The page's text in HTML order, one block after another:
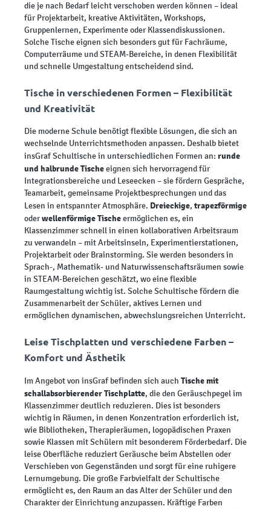
die je nach Bedarf leicht verschoben werden können – ideal
für Projektarbeit, kreative Aktivitäten, Workshops,
Gruppenlernen, Experimente oder Klassendiskussionen.
Solche Tische eignen sich besonders gut für Fachräume,
Computerräume und STEAM-Bereiche, in denen Flexibilität
und schnelle Umgestaltung entscheidend sind.
Tische in verschiedenen Formen – Flexibilität
und Kreativität
Die moderne Schule benötigt flexible Lösungen, die sich an
wechselnde Unterrichtsmethoden anpassen. Deshalb bietet
insGraf Schultische in unterschiedlichen Formen an: runde
und halbrunde Tischeeignen sich hervorragend für
Integrationsbereiche und Leseecken – sie fördern Gespräche,
Teamarbeit, gemeinsame Projektbesprechungen und das
Lesen in entspannter Atmosphäre. Dreieckige, trapezförmige
oderwellenförmige Tischeermöglichen es, ein
Klassenzimmer schnell in einen kollaborativen Arbeitsraum
zu verwandeln – mit Arbeitsinseln, Experimentierstationen,
Projektarbeit oder Brainstorming. Sie werden besonders in
Sprach-, Mathematik- und Naturwissenschaftsräumen sowie
in STEAM-Bereichen geschätzt, wo eine flexible
Raumgestaltung wichtig ist. Solche Schultische fördern die
Zusammenarbeit der Schüler, aktives Lernen und
ermöglichen dynamischen, abwechslungsreichen Unterricht.
Leise Tischplatten und verschiedene Farben –
Komfort und Ästhetik
Im Angebot von insGraf befinden sich auch Tische mit
schallabsorbierender Tischplatte, die den Geräuschpegel im
Klassenzimmer deutlich reduzieren. Dies ist besonders
wichtig in Räumen, in denen Konzentration erforderlich ist,
wie Bibliotheken, Therapieräumen, logopädischen Praxen
sowie Klassen mit Schülern mit besonderem Förderbedarf. Die
leise Oberfläche reduziert Geräusche beim Abstellen oder
Verschieben von Gegenständen und sorgt für eine ruhigere
Lernumgebung. Die große Farbvielfalt der Schultische
ermöglicht es, den Raum an das Alter der Schüler und den
Charakter der Einrichtung anzupassen. Kräftige Farben